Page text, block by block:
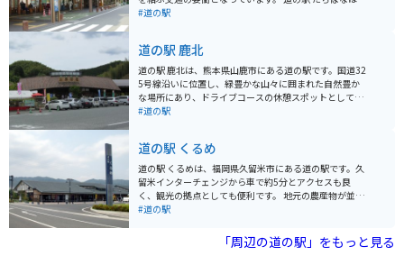
地元の農産物直売所が人気です。新鮮な野菜や果物が販
食材を使った料理を楽しむことができます。おすすめ
は、北九州市の郷土料理である「焼きうどん」です。 バ
イクに乗っている方は、道の駅 たちばなを拠点に、周辺
のツーリングを楽しむことができます。北九州市街地ま
では約30分、皿倉山までは約1時間、河内藤園までは約1
いるので、ツーリングの休憩場所としても最適です。
#道の駅
道の駅 鹿北
道の駅 鹿北は、熊本県山鹿市にある道の駅です。国道32
5号線沿いに位置し、緑豊かな山々に囲まれた自然豊か
な場所にあり、ドライブコースの休憩スポットとして人
気です。 地元で採れた新鮮な野菜や果物が販売されてい
では、地元の食材を使った料理を楽しむことができ、特
に山鹿ラーメンやだご汁などの郷土料理がおすすめで
す。 バイクで訪れる場合、道の駅には広々とした駐車場
が完備されているので安心です。ツーリングの休憩場所
として利用するのも良いでしょう。道の駅から菊池渓谷
#道の駅
道の駅 くるめ
道の駅 くるめは、福岡県久留米市にある道の駅です。久
留米インターチェンジから車で約5分とアクセスも良
く、観光の拠点としても便利です。 地元の農産物が並ぶ
直売所や、久留米ラーメンなどご当地グルメが堪能でき
のは、久留米市が日本一の生産量を誇る「久留米絣」を
#道の駅
「周辺の道の駅」をもっと見る